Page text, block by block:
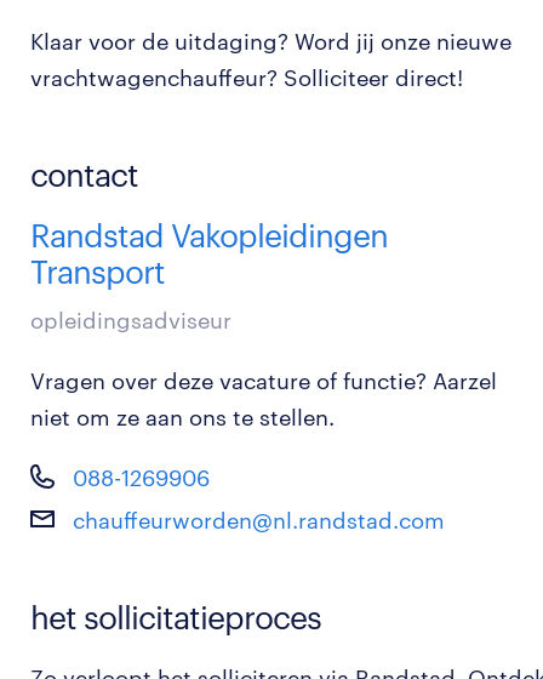
Klaar voor de uitdaging? Word jij onze nieuwe
vrachtwagenchauffeur? Solliciteer direct!
contact
Randstad Vakopleidingen
Transport
opleidingsadviseur
Vragen over deze vacature of functie? Aarzel
niet om ze aan ons te stellen.
088-1269906
chauffeurworden@nl.randstad.com
het sollicitatieproces